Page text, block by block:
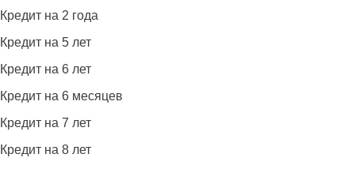
Кредит на 2 года
Кредит на 5 лет
Кредит на 6 лет
Кредит на 6 месяцев
Кредит на 7 лет
Кредит на 8 лет